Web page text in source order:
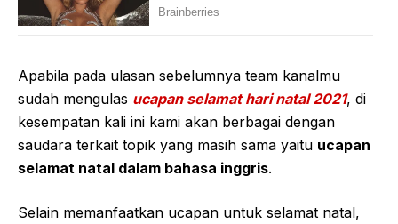
Apabila pada ulasan sebelumnya team kanalmu
sudah mengulas ucapan selamat hari natal 2021, di
kesempatan kali ini kami akan berbagai dengan
saudara terkait topik yang masih sama yaitu ucapan
selamat natal dalam bahasa inggris.
Selain memanfaatkan ucapan untuk selamat natal,